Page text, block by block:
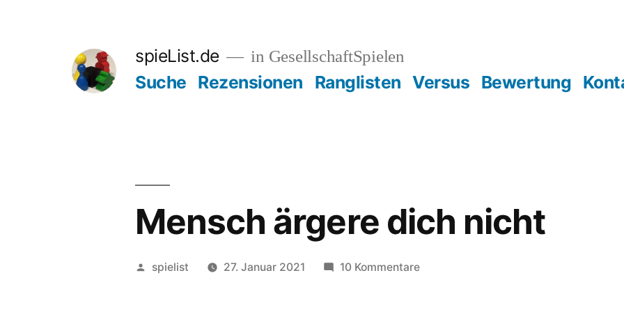
spieList.de in GesellschaftSpielen
Suche Rezensionen Ranglisten Versus Bewertung
Mensch ärgere dich nicht
Veröffentlicht
spielist 27. Januar 2021 10 Kommentarezu